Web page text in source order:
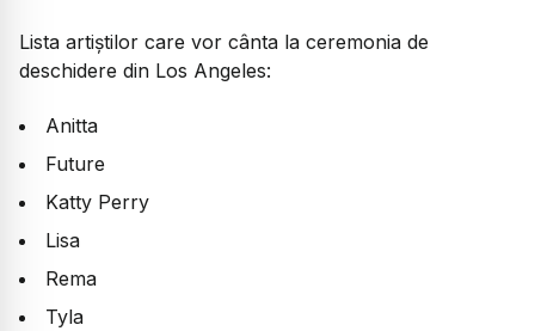
Lista artiștilor care vor cânta la ceremonia de
deschidere din Los Angeles:
Anitta
Future
Katty Perry
Lisa
Rema
Tyla